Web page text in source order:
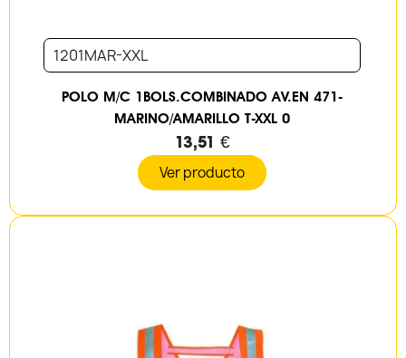
1201MAR-XXL
POLO M/C 1BOLS.COMBINADO AV.EN 471-
MARINO/AMARILLO T-XXL 0
13,51 €
Ver producto